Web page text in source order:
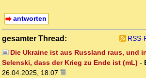
antworten
gesamter Thread:
RSS-
Die Ukraine ist aus Russland raus, und
Selenski, dass der Krieg zu Ende ist (mL) -
26.04.2025, 18:07